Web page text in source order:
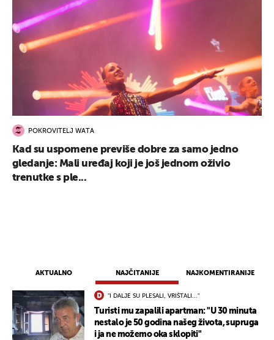
AKTUALNO NAJČITANIJE NAJKOMENTIRANIJE
"I DALJE SU PLESALI, VRIŠTALI..."
Turisti mu zapalili apartman: "U 30 minuta
nestalo je 50 godina našeg života, supruga
i ja ne možemo oka sklopiti"
POKROVITELJ WATA
Kad su uspomene previše dobre za samo jedno
gledanje: Mali uređaj koji je još jednom oživio
trenutke s ple...